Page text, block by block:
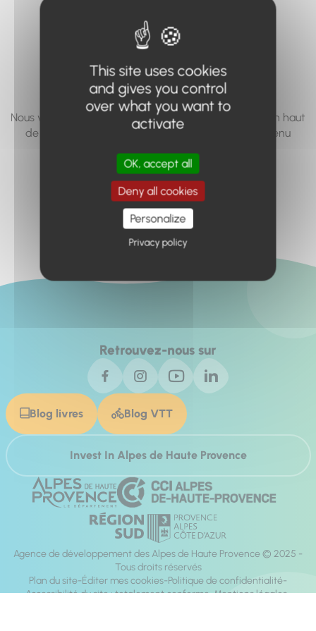
vous cherchez à
accéder n'existe
pas... ou plus.
Nous vous invitons à utiliser le moteur de recherche en haut
de page, ou à utiliser le menu pour trouver le contenu
Retour à l'accueil
Retrouvez-nous sur
Blog livres Blog VTT
Invest In Alpes de Haute Provence
Agence de développement des Alpes de Haute Provence © 2025 -
Tous droits réservés
Plan du site Éditer mes cookies Politique de confidentialité
Accessibilité du site : totalement conforme Mentions légales
This site uses cookies
and gives you control
over what you want to
activate
OK, accept all
Deny all cookies
Personalize
Privacy policy